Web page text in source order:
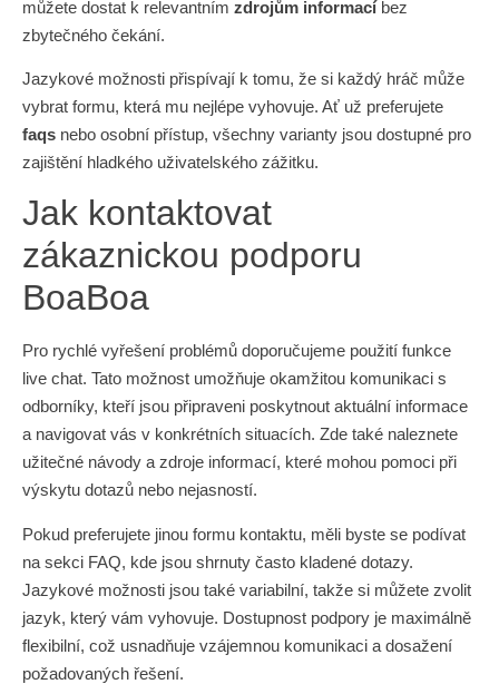
můžete dostat k relevantním zdrojům informacíbez
zbytečného čekání.
Jazykové možnosti přispívají k tomu, že si každý hráč může
vybrat formu, která mu nejlépe vyhovuje. Ať už preferujete
faqs nebo osobní přístup, všechny varianty jsou dostupné pro
zajištění hladkého uživatelského zážitku.
Jak kontaktovat
zákaznickou podporu
BoaBoa
Pro rychlé vyřešení problémů doporučujeme použití funkce
live chat. Tato možnost umožňuje okamžitou komunikaci s
odborníky, kteří jsou připraveni poskytnout aktuální informace
a navigovat vás v konkrétních situacích. Zde také naleznete
užitečné návody a zdroje informací, které mohou pomoci při
výskytu dotazů nebo nejasností.
Pokud preferujete jinou formu kontaktu, měli byste se podívat
na sekci FAQ, kde jsou shrnuty často kladené dotazy.
Jazykové možnosti jsou také variabilní, takže si můžete zvolit
jazyk, který vám vyhovuje. Dostupnost podpory je maximálně
flexibilní, což usnadňuje vzájemnou komunikaci a dosažení
požadovaných řešení.